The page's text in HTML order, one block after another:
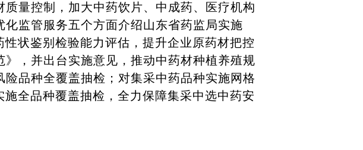
量控制，加大中药饮片、中成药、医疗机构
监管服务五个方面介绍山东省药监局实施
状鉴别检验能力评估，提升企业原药材把控
，并出台实施意见，推动中药材种植养殖规
品种全覆盖抽检；对集采中药品种实施网格
全品种覆盖抽检，全力保障集采中选中药安